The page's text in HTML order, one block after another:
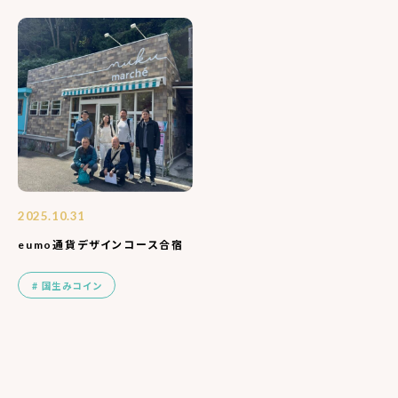
2025.10.31
eumo通貨デザインコース合宿
国生みコイン